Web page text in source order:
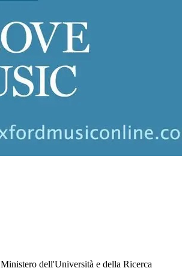
Ministero dell'Università e della Ricerca